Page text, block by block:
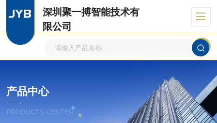
深圳聚一搏智能技术有
限公司
产品中心
PRODUCTS CENTER